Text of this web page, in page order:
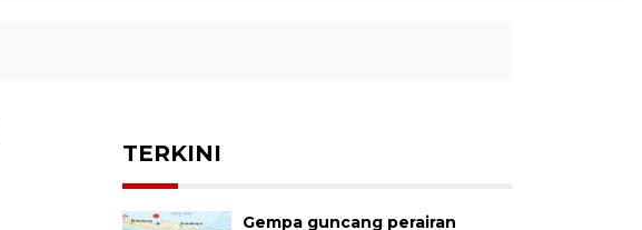
TERKINI
Gempa guncang perairan